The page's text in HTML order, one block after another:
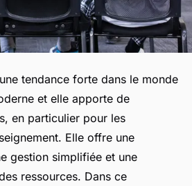
tendance forte dans le monde
et elle apporte de
en particulier pour les
Elle offre une
gestion simplifiée et une
ressources. Dans ce